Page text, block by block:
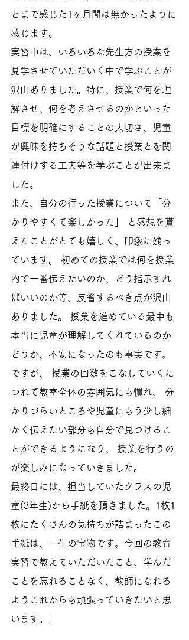
とまで感じた1ヶ月間は無かったように
感じます。
実習中は、いろいろな先生方の授業を
見学させていただいく中で学ぶことが
沢山ありました。特に、授業で何を理
解させ、何を考えさせるのかといった
目標を明確にすることの大切さ、児童
が興味を持ちそうな話題と授業とを関
連付けする工夫等を学ぶことが出来ま
した。
また、自分の行った授業について「分
かりやすくて楽しかった」 と感想を貰
えたことがとても嬉しく、印象に残っ
ています。 初めての授業では何を授業
内で一番伝えたいのか、どう指示すれ
ばいいのか等、反省するべき点が沢山
ありました。 授業を進めている最中も
本当に児童が理解してくれているのか
どうか、不安になったのも事実です。
ですが、 授業の回数をこなしていくに
つれて教室全体の雰囲気にも慣れ、 分
かりづらいところや児童にもう少し細
かく伝えたい部分も自分で見つけるこ
とができるようになり、 授業を行うの
が楽しみになっていきました。
最終日には、担当していたクラスの児
童(3年生)から手紙を頂きました。1枚1
枚にたくさんの気持ちが詰まったこの
手紙は、一生の宝物です。今回の教育
実習で教えていただいたこと、学んだ
ことを忘れることなく、教師になれる
ようこれからも頑張っていきたいと思
います。」